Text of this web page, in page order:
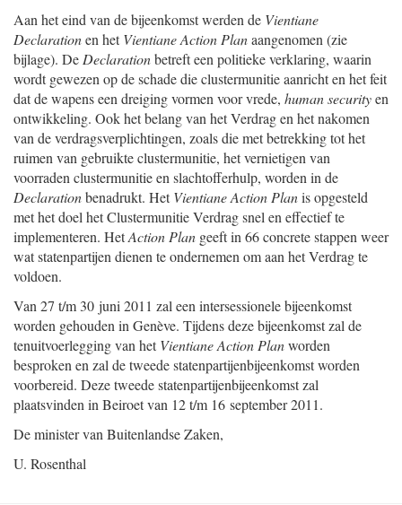
Aan het eind van de bijeenkomst werden de Vientiane
Declarationen hetVientiane Action Planaangenomen (zie
bijlage). De Declarationbetreft een politieke verklaring, waarin
wordt gewezen op de schade die clustermunitie aanricht en het feit
dat de wapens een dreiging vormen voor vrede, human securityen
ontwikkeling. Ook het belang van het Verdrag en het nakomen
van de verdragsverplichtingen, zoals die met betrekking tot het
ruimen van gebruikte clustermunitie, het vernietigen van
voorraden clustermunitie en slachtofferhulp, worden in de
Declarationbenadrukt. HetVientiane Action Planis opgesteld
met het doel het Clustermunitie Verdrag snel en effectief te
implementeren. HetAction Plan geeft in 66 concrete stappen weer
wat statenpartijen dienen te ondernemen om aan het Verdrag te
voldoen.
Van 27 t/m 30 juni 2011 zal een intersessionele bijeenkomst
worden gehouden in Genève. Tijdens deze bijeenkomst zal de
tenuitvoerlegging van hetVientiane Action Planworden
besproken en zal de tweede statenpartijenbijeenkomst worden
voorbereid. Deze tweede statenpartijenbijeenkomst zal
plaatsvinden in Beiroet van 12 t/m 16 september 2011.
De minister van Buitenlandse Zaken,
U. Rosenthal